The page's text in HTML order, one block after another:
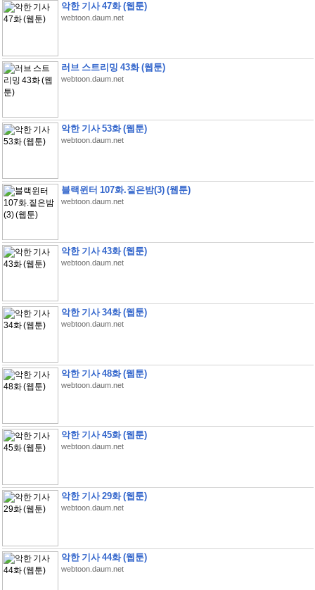
악한 기사 47화 (웹툰)
webtoon.daum.net
러브 스트리밍 43화 (웹툰)
webtoon.daum.net
악한 기사 53화 (웹툰)
webtoon.daum.net
블랙윈터 107화.짙은밤(3) (웹툰)
webtoon.daum.net
악한 기사 43화 (웹툰)
webtoon.daum.net
악한 기사 34화 (웹툰)
webtoon.daum.net
악한 기사 48화 (웹툰)
webtoon.daum.net
악한 기사 45화 (웹툰)
webtoon.daum.net
악한 기사 29화 (웹툰)
webtoon.daum.net
악한 기사 44화 (웹툰)
webtoon.daum.net